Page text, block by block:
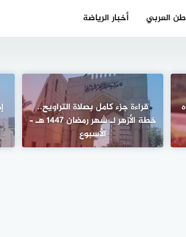
العربي أخبار الرياضة
قراءة جزء كامل بصلاة التراويح..
خطة الأزهر لـ شهر رمضان 1447 هـ –
الأسبوع